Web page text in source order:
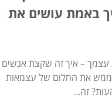
באמת עושים את
– איך זה שקצת אנשים
את החלום של עצמאות
זה...